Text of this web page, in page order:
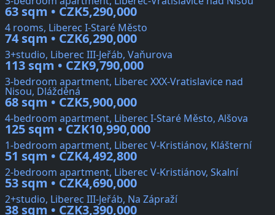
63 sqm • CZK5,290,000
4 rooms, Liberec I-Staré Město
74 sqm • CZK6,290,000
3+studio, Liberec III-Jeřáb, Vaňurova
113 sqm • CZK9,790,000
3-bedroom apartment, Liberec XXX-Vratislavice nad
Nisou, Dlážděná
68 sqm • CZK5,900,000
4-bedroom apartment, Liberec I-Staré Město, Alšova
125 sqm • CZK10,990,000
1-bedroom apartment, Liberec V-Kristiánov, Klášterní
51 sqm • CZK4,492,800
2-bedroom apartment, Liberec V-Kristiánov, Skalní
53 sqm • CZK4,690,000
2+studio, Liberec III-Jeřáb, Na Zápraží
38 sqm • CZK3,390,000